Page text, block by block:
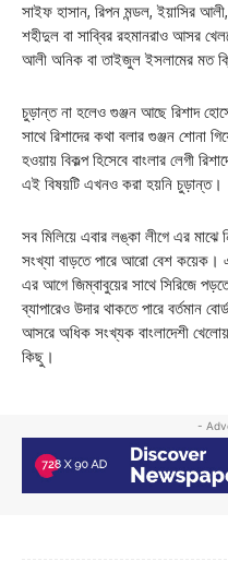
সাইফ হাসান, রিপন মন্ডল, ইয়াসির
শহীদুল বা সাব্বির রহমানরাও আসর
আলী অনিক বা তাইজুল ইসলামের মত
চুড়ান্ত না হলেও গুঞ্জন আছে রিশাদ
সাথে রিশাদের কথা বলার গুঞ্জন শোনা
হওয়ায় বিকল্প হিসেবে বাংলার লেগী
এই বিষয়টি এখনও করা হয়নি চুড়ান্ত।
সব মিলিয়ে এবার লঙ্কা লীগে এর মাঝে
সংখ্যা বাড়তে পারে আরো বেশ কয়েক।
এর আগে জিম্বাবুয়ের সাথে সিরিজে
ব্যাপারেও উদার থাকতে পারে বর্তমান
আসরে অধিক সংখ্যক বাংলাদেশী
কিছু।
-